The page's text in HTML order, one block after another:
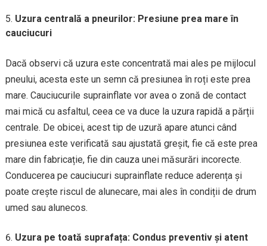
Uzura centrală a pneurilor: Presiune prea mare în
cauciucuri
Dacă observi că uzura este concentrată mai ales pe mijlocul
pneului, acesta este un semn că presiunea în roți este prea
mare. Cauciucurile suprainflate vor avea o zonă de contact
mai mică cu asfaltul, ceea ce va duce la uzura rapidă a părții
centrale. De obicei, acest tip de uzură apare atunci când
presiunea este verificată sau ajustată greșit, fie că este prea
mare din fabricație, fie din cauza unei măsurări incorecte.
Conducerea pe cauciucuri suprainflate reduce aderența și
poate crește riscul de alunecare, mai ales în condiții de drum
umed sau alunecos.
Uzura pe toată suprafața: Condus preventiv și atent